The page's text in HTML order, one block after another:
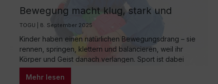
Bewegung macht klug, stark und
ausgeglichen: Die Bedeutung von
Sport für Kinder und die
altersgerechte Wahl der richtigen
Sportart
TOGU | 8. September 2025
Kinder haben einen natürlichen Bewegungsdrang – sie
rennen, springen, klettern und balancieren, weil ihr
Körper und Geist danach verlangen. Sport ist dabei
nicht nur ein Ventil für Energie, sondern ein
entscheidender Motor für die gesunde Entwicklung. In
Mehr lesen